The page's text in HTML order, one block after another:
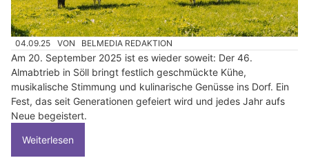
04.09.25 VON BELMEDIA REDAKTION
Am 20. September 2025 ist es wieder soweit: Der 46.
Almabtrieb in Söll bringt festlich geschmückte Kühe,
musikalische Stimmung und kulinarische Genüsse ins Dorf. Ein
Fest, das seit Generationen gefeiert wird und jedes Jahr aufs
Neue begeistert.
Weiterlesen